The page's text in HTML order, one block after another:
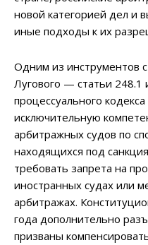
новой категорией дел и
иные подходы к их
Одним из инструментов
Лугового — статьи 248.1
процессуального
исключительную
арбитражных судов по
находящихся под
требовать запрета на
иностранных судах или
арбитражах.
года дополнительно
призваны